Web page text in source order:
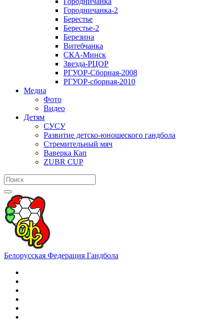
Городничанка-2
Берестье
Берестье-2
Березина
Витебчанка
СКА-Минск
Звезда-РЦОР
РГУОР-Сборная-2008
РГУОР-сборная-2010
Медиа
Фото
Видео
Детям
СУСУ
Развитие детско-юношеского гандбола
Стремительный мяч
Ваверка Кап
ZUBR CUP
Белорусская Федерация Гандбола